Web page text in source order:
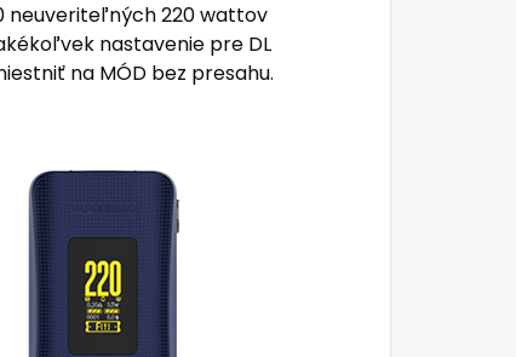
neuveriteľných 220 wattov
nastavenie pre DL
na MÓD bez presahu.